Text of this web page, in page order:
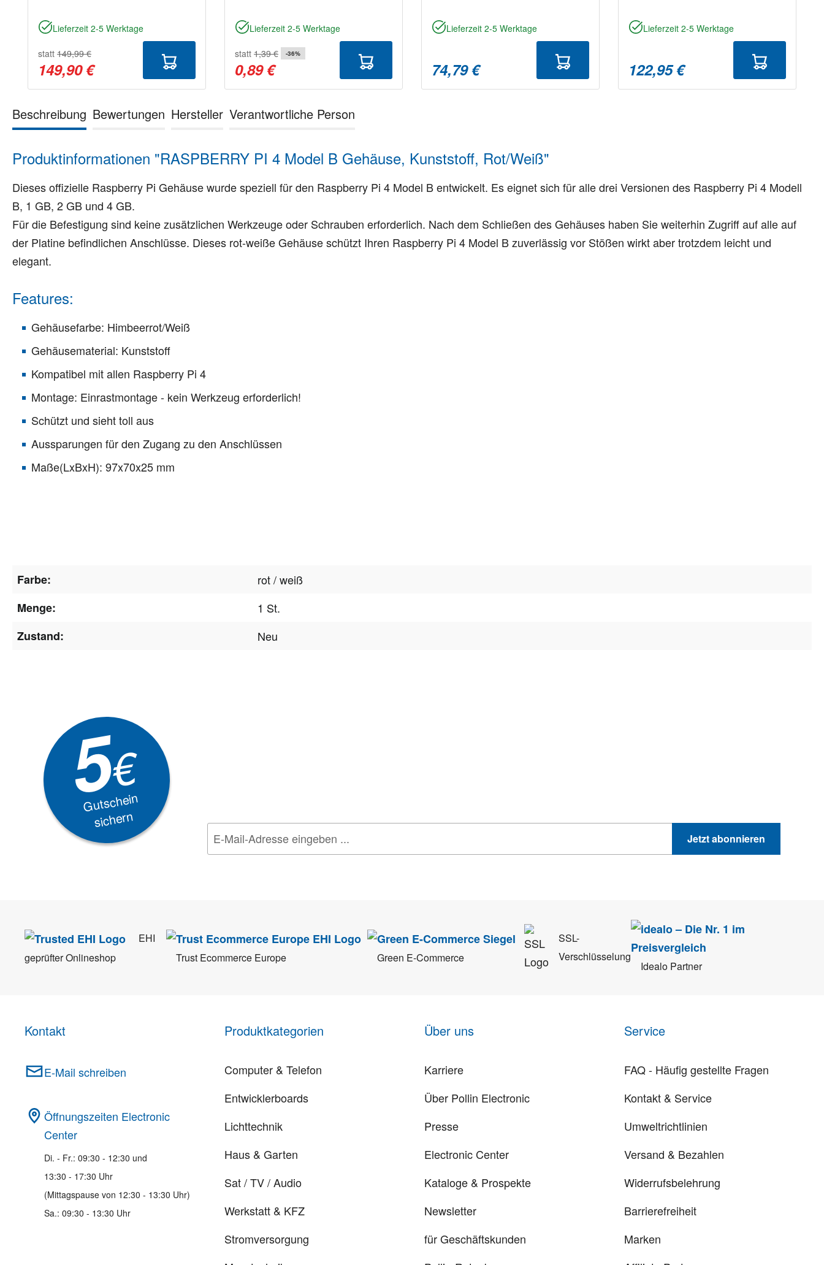
Lieferzeit 2-5 Werktage
statt 149,99 €
149,90 €
Lieferzeit 2-5 Werktage
statt 1,39 € -36%
0,89 €
Lieferzeit 2-5 Werktage
74,79 €
Lieferzeit 2-5 Werktage
122,95 €
Beschreibung Bewertungen Hersteller Verantwortliche Person
Produktinformationen "RASPBERRY PI 4 Model B Gehäuse, Kunststoff, Rot/Weiß"
Dieses offizielle Raspberry Pi Gehäuse wurde speziell für den Raspberry Pi 4 Model B entwickelt. Es eignet sich für alle drei Versionen des Raspberry Pi 4 Modell
B, 1 GB, 2 GB und 4 GB.
Für die Befestigung sind keine zusätzlichen Werkzeuge oder Schrauben erforderlich. Nach dem Schließen des Gehäuses haben Sie weiterhin Zugriff auf alle auf
der Platine befindlichen Anschlüsse. Dieses rot-weiße Gehäuse schützt Ihren Raspberry Pi 4 Model B zuverlässig vor Stößen wirkt aber trotzdem leicht und
elegant.
Features:
Gehäusefarbe: Himbeerrot/Weiß
Gehäusematerial: Kunststoff
Kompatibel mit allen Raspberry Pi 4
Montage: Einrastmontage - kein Werkzeug erforderlich!
Schützt und sieht toll aus
Aussparungen für den Zugang zu den Anschlüssen
Maße(LxBxH): 97x70x25 mm
Farbe:
rot / weiß
Menge:
1 St.
Zustand:
Neu
5€
Gutschein
sichern
Jetzt abonnieren
EHI
geprüfter Onlineshop
Trust Ecommerce Europe Green E-Commerce
SSL-
Verschlüsselung
Idealo Partner
Kontakt
E-Mail schreiben
Öffnungszeiten Electronic
Center
Di. - Fr.: 09:30 - 12:30 und
13:30 - 17:30 Uhr
(Mittagspause von 12:30 - 13:30 Uhr)
Sa.: 09:30 - 13:30 Uhr
Produktkategorien
Computer & Telefon
Entwicklerboards
Lichttechnik
Haus & Garten
Sat / TV / Audio
Werkstatt & KFZ
Stromversorgung
Über uns
Karriere
Über Pollin Electronic
Presse
Electronic Center
Kataloge & Prospekte
Newsletter
für Geschäftskunden
Service
FAQ - Häufig gestellte Fragen
Kontakt & Service
Umweltrichtlinien
Versand & Bezahlen
Widerrufsbelehrung
Barrierefreiheit
Marken